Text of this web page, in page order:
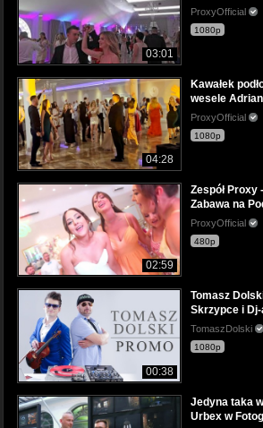
03:01
ProxyOfficial
1080p
04:28
Kawałek
wesele
ProxyOfficial
1080p
02:59
Zespół Proxy
Zabawa na
ProxyOfficial
480p
00:38
Tomasz
Skrzypce i Dj-
TomaszDolski
1080p
Jedyna taka
Urbex w